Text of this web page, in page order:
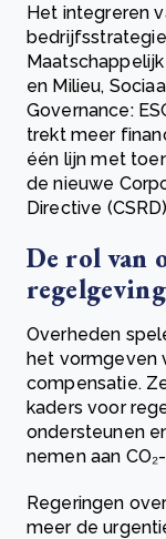
Het integreren
en Milieu,
Governance:
trekt meer
één lijn met
de nieuwe
Directive
De rol van
regelgeving
Overheden
het vormgeven
compensatie.
kaders voor
ondersteunen
nemen aan
Regeringen
meer de